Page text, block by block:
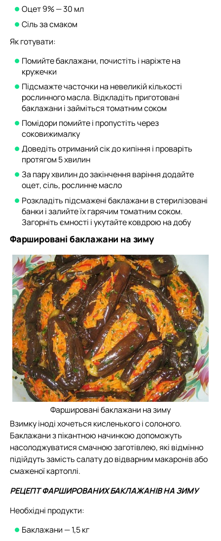
Оцет 9% — 30 мл
Сіль за смаком
Як готувати:
Помийте баклажани, почистіть і наріжте на
кружечки
Підсмажте часточки на невеликій кількості
рослинного масла. Відкладіть приготовані
баклажани і займіться томатним соком
Помідори помийте і пропустіть через
соковижималку
Доведіть отриманий сік до кипіння і проваріть
протягом 5 хвилин
За пару хвилин до закінчення варіння додайте
оцет, сіль, рослинне масло
Розкладіть підсмажені баклажани в стерилізовані
банки і залийте їх гарячим томатним соком.
Загорніть ємності і укутайте ковдрою на добу
Фаршировані баклажани на зиму
Фаршировані баклажани на зиму
Взимку іноді хочеться кисленького і солоного.
Баклажани з пікантною начинкою допоможуть
насолоджуватися смачною заготівлею, які відмінно
підійдуть замість салату до відварним макаронів або
смаженої картоплі.
РЕЦЕПТ ФАРШИРОВАНИХ БАКЛАЖАНІВ НА ЗИМУ
Необхідні продукти:
Баклажани — 1,5 кг